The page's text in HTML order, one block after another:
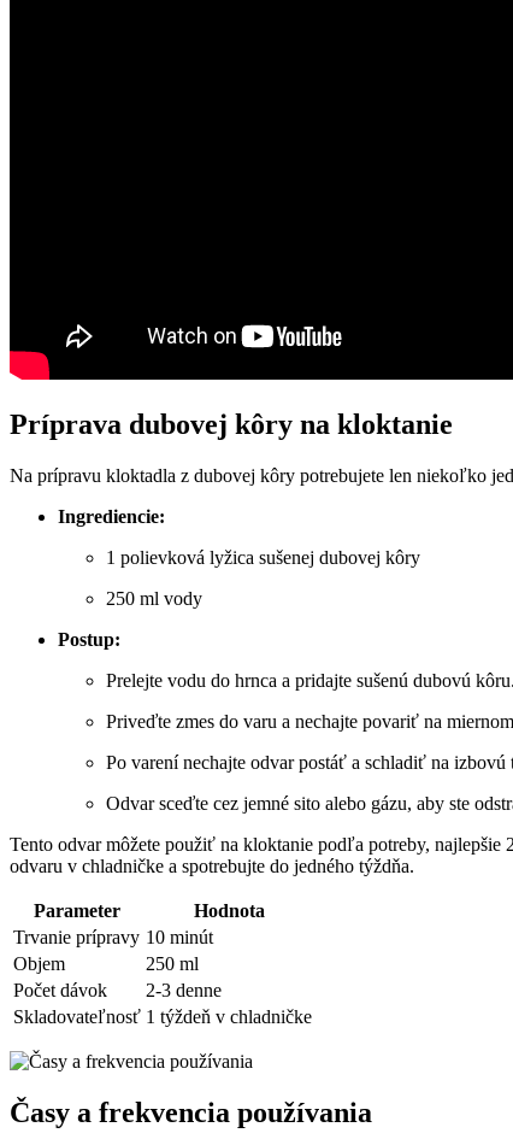
Príprava dubovej kôry na kloktanie
Na prípravu kloktadla z dubovej kôry potrebujete len niekoľko
Ingrediencie:
1 polievková lyžica sušenej dubovej kôry
250 ml vody
Postup:
Prelejte vodu do hrnca a pridajte sušenú dubovú kôru.
Priveďte zmes do varu a nechajte povariť na
Po varení nechajte odvar postáť a schladiť na izbovú
Odvar sceďte cez jemné sito alebo gázu, aby ste
Tento odvar môžete použiť na kloktanie podľa potreby,
odvaru v chladničke a spotrebujte do jedného týždňa.
Parameter
Hodnota
Trvanie prípravy 10 minút
Objem
250 ml
Počet dávok
2-3 denne
Skladovateľnosť 1 týždeň v chladničke
Časy a frekvencia používania